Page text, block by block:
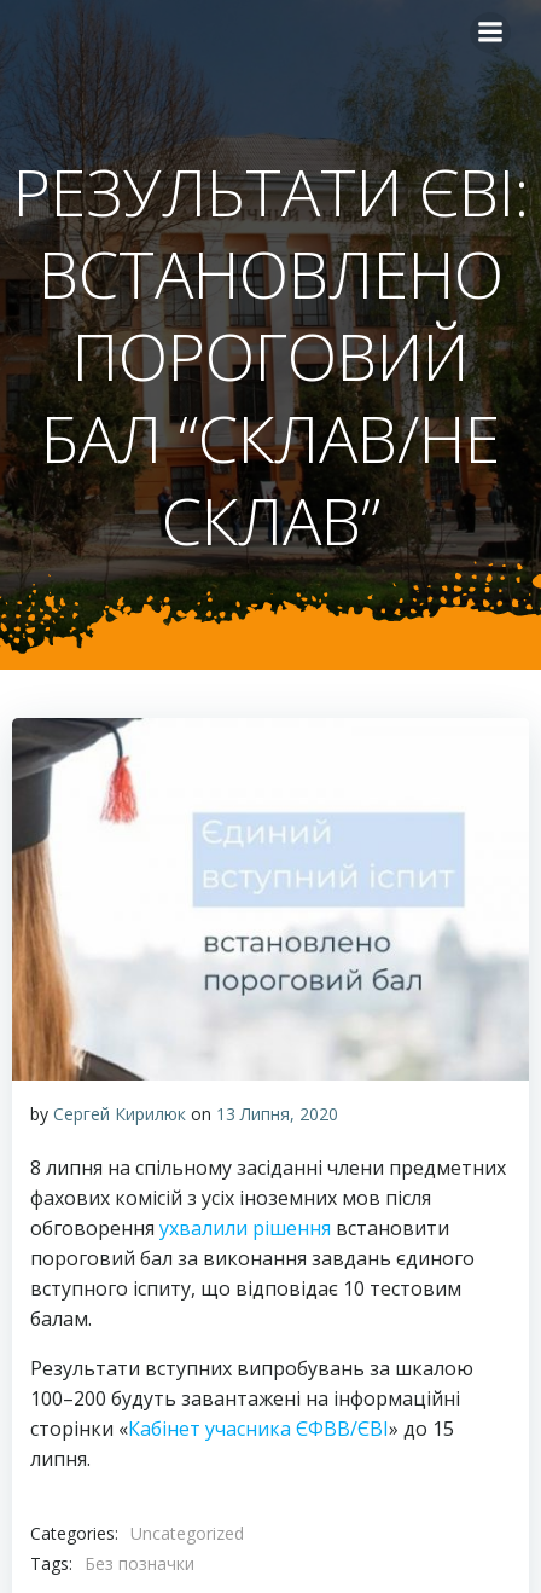
РЕЗУЛЬТАТИ ЄВІ:
ВСТАНОВЛЕНО
ПОРОГОВИЙ
БАЛ “СКЛАВ/НЕ
СКЛАВ”
by Сергей Кирилюк on 13 Липня, 2020
8 липня на спільному засіданні члени предметних
фахових комісій з усіх іноземних мов після
обговорення ухвалили рішення встановити
пороговий бал за виконання завдань єдиного
вступного іспиту, що відповідає 10 тестовим
балам.
Результати вступних випробувань за шкалою
100–200 будуть завантажені на інформаційні
сторінки «Кабінет учасника ЄФВВ/ЄВІ» до 15
липня.
Categories:
Uncategorized
Tags:
Без позначки